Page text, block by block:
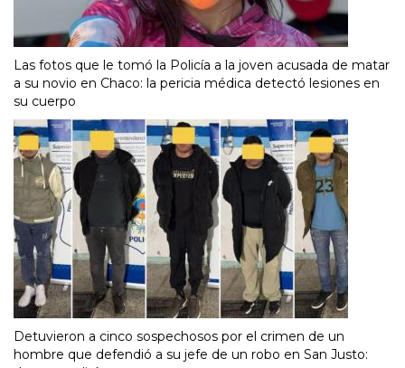
Las fotos que le tomó la Policía a la joven acusada de matar
a su novio en Chaco: la pericia médica detectó lesiones en
su cuerpo
Detuvieron a cinco sospechosos por el crimen de un
hombre que defendió a su jefe de un robo en San Justo: